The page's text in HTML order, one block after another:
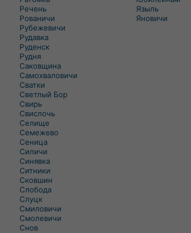
Речень
Рованичи
Рубежевичи
Рудавка
Руденск
Рудня
Саковщина
Самохваловичи
Сватки
Светлый Бор
Свирь
Свислочь
Селище
Семежево
Сеница
Силичи
Синявка
Ситники
Сковшин
Слобода
Слуцк
Смиловичи
Смолевичи
Снов
Языль
Яновичи